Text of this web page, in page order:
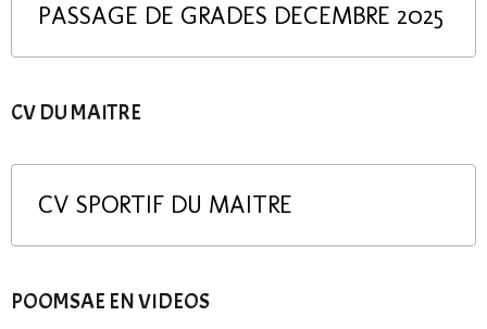
PASSAGE DE GRADES DECEMBRE 2025
CV DU MAITRE
CV SPORTIF DU MAITRE
POOMSAE EN VIDEOS